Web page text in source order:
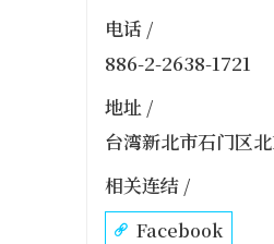
电话 /
886-2-2638-1721
地址 /
台湾新北市石门区
相关连结 /
Facebook